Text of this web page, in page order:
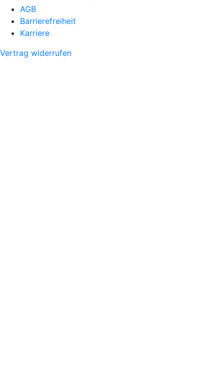
AGB
Barrierefreiheit
Karriere
Vertrag widerrufen